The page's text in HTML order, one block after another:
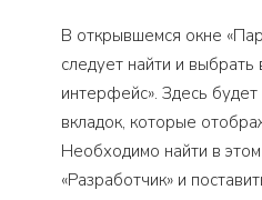
В открывшемся окне
следует найти и выбрать
интерфейс». Здесь
вкладок, которые
Необходимо найти в этом
«Разработчик» и